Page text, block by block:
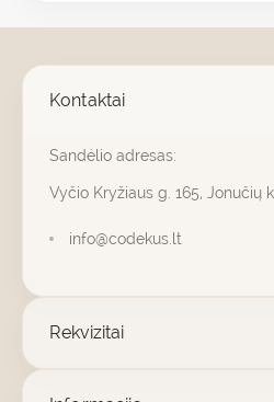
Kontaktai
Sandėlio adresas:
Vyčio Kryžiaus g. 165, Jonučių
info@codekus.lt
Rekvizitai